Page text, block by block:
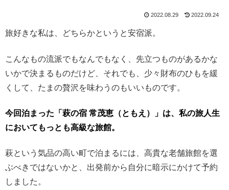
2022.08.29 2022.09.24
旅好きな私は、どちらかというと安宿派。
こんなもの流派でもなんでもなく、先立つものがあるかな
いかで決まるものだけど、それでも、少々財布のひもを緩
くして、たまの贅沢を味わうのもいいものです。
今回泊まった「萩の宿 常茂恵（ともえ）」は、私の旅人生
においてもっとも高級な旅館。
萩という気品の高い町で泊まるには、高貴な老舗旅館を選
ぶべきではないかと、出発前から自分に暗示にかけて予約
しました。